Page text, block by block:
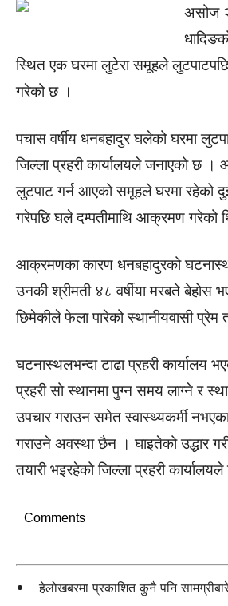
असोज
स्थित एक घरमा लुटेरा समूहले
गरेको छ ।
पचास वर्षीय धनबहादुर घलेको घरमा
जिल्ला प्रहरी कार्यालयले जनाएको छ ।
लुटपाट गर्न आएको समूहले घरमा रहेको
गरेपछि घले दम्पतीमाथि आक्रमण गरेको
आक्रमणका कारण धनबहादुरको
उनकी श्रीमती ४८ वर्षीया मरबते बेहोस
छिमेकीले फेला पारेको स्थानीयवासी प्रेम
घटनास्थलभन्दा टाढा प्रहरी कार्यालय
प्रहरी सो स्थानमा पुग्न समय लाग्ने र
उपचार गराउन समेत स्वास्थ्यकर्मी
गराउने अवस्था छैन । घाइतेको उद्धार
तयारी भइरहेको जिल्ला प्रहरी
Comments
हेलोखबरमा प्रकाशित कुनै पनि